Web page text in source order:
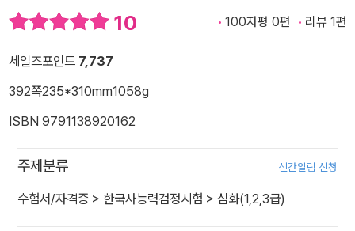
10 100자평 0편 리뷰 1편
세일즈포인트 7,737
392쪽235*310mm1058g
ISBN 9791138920162
주제분류 신간알림 신청
수험서/자격증 > 한국사능력검정시험 > 심화(1,2,3급)